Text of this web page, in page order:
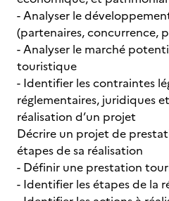
- Analyser le
(partenaires, concurrence,
- Analyser le marché
touristique
- Identifier les contraintes
réglementaires, juridiques
réalisation d’un projet
Décrire un projet de
étapes de sa réalisation
- Définir une prestation
- Identifier les étapes de la